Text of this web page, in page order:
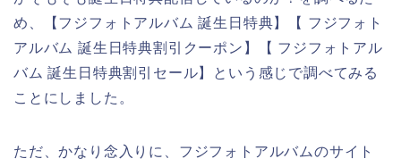
め、【フジフォトアルバム 誕生日特典】【 フジフォト
アルバム 誕生日特典割引クーポン】【 フジフォトアル
バム 誕生日特典割引セール】という感じで調べてみる
ことにしました。
ただ、かなり念入りに、フジフォトアルバムのサイト